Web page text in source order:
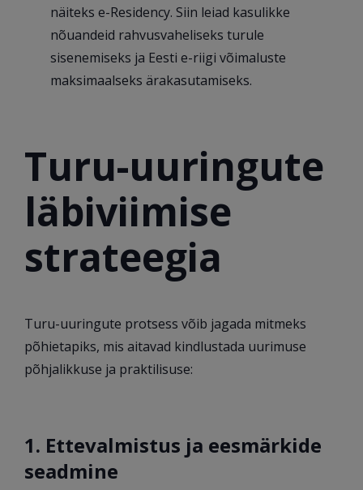
näiteks e-Residency. Siin leiad kasulikke
nõuandeid rahvusvaheliseks turule
sisenemiseks ja Eesti e-riigi võimaluste
maksimaalseks ärakasutamiseks.
Turu-uuringute
läbiviimise
strateegia
Turu-uuringute protsess võib jagada mitmeks
põhietapiks, mis aitavad kindlustada uurimuse
põhjalikkuse ja praktilisuse:
1. Ettevalmistus ja eesmärkide
seadmine